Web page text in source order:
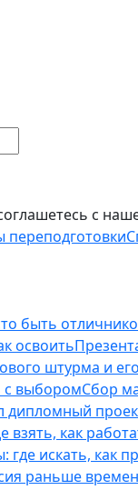
с
переподготовки
быть
освоить
штурма и
с выборомСбор
взять, как
искать, как
раньше